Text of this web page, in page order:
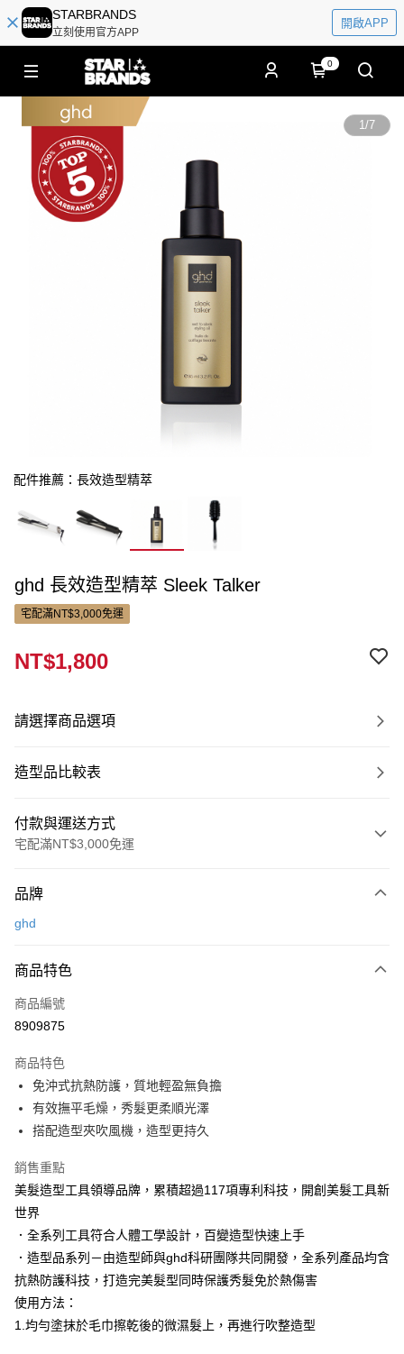
STARBRANDS
立刻使用官方APP
開啟APP
0
1/7
配件推薦：長效造型精萃
ghd 長效造型精萃 Sleek Talker
宅配滿NT$3,000免運
NT$1,800
請選擇商品選項
造型品比較表
付款與運送方式
宅配滿NT$3,000免運
信用卡一次付款
Apple Pay
街口支付
Google Pay
AFTEE先享後付
相關說明
AFTEE先享後付是「在收到商品之後才付款」的支付方式。 讓您購物簡單
１．簡單：不需註冊會員、不需綁卡、不需儲值。
２．便利：只要手機號碼，簡訊認證，即可結帳。
３．安心：先確認商品／服務後，再付款。
【「AFTEE先享後付」結帳流程】
１．於結帳方式選擇「AFTEE先享後付」後，將跳轉至「AFTEE先享後付」
２．訂單成立數日內，您將收到繳費通知簡訊。
３．收到繳費通知簡訊後14天內，點擊此簡訊中的連結，可透過四大超商／
運送方式
宅配
宅配-離島
每筆NT$320，滿NT$3,000(含以上)免運費
品牌
ghd
商品特色
商品編號
8909875
商品特色
免沖式抗熱防護，質地輕盈無負擔
有效撫平毛燥，秀髮更柔順光澤
搭配造型夾吹風機，造型更持久
銷售重點
美髮造型工具領導品牌，累積超過117項專利科技，開創美髮工具新
世界
．全系列工具符合人體工學設計，百變造型快速上手
．造型品系列－由造型師與ghd科研團隊共同開發，全系列產品均含
抗熱防護科技，打造完美髮型同時保護秀髮免於熱傷害
使用方法：
1.均勻塗抹於毛巾擦乾後的微濕髮上，再進行吹整造型